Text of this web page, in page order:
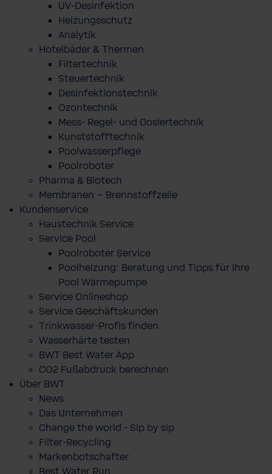
UV-Desinfektion
Heizungsschutz
Analytik
Hotelbäder & Thermen
Filtertechnik
Steuertechnik
Desinfektionstechnik
Ozontechnik
Mess- Regel- und Dosiertechnik
Kunststofftechnik
Poolwasserpflege
Poolroboter
Pharma & Biotech
Membranen – Brennstoffzelle
Kundenservice
Haustechnik Service
Service Pool
Poolroboter Service
Poolheizung: Beratung und Tipps für ihre
Pool Wärmepumpe
Service Onlineshop
Service Geschäftskunden
Trinkwasser-Profis finden
Wasserhärte testen
BWT Best Water App
CO2 Fußabdruck berechnen
Über BWT
News
Das Unternehmen
Change the world - Sip by sip
Filter-Recycling
Markenbotschafter
Best Water Run